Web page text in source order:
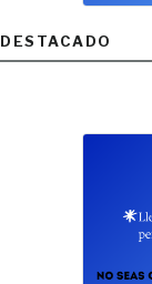
DESTACADO